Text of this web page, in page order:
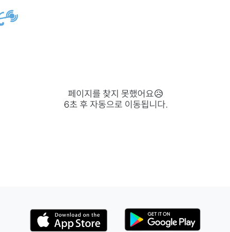
페이지를 찾지 못했어요😥
6초 후 자동으로 이동됩니다.